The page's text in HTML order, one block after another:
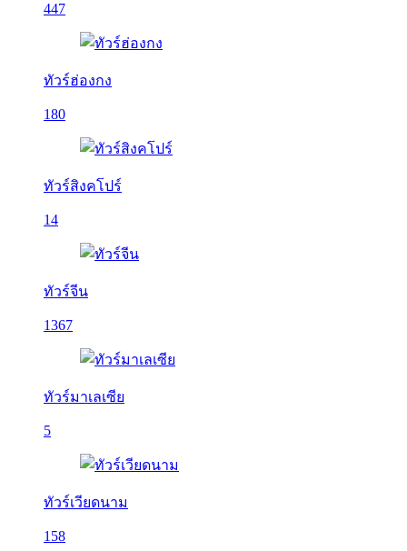
447
ทัวร์ฮ่องกง
180
ทัวร์สิงคโปร์
14
ทัวร์จีน
1367
ทัวร์มาเลเซีย
5
ทัวร์เวียดนาม
158